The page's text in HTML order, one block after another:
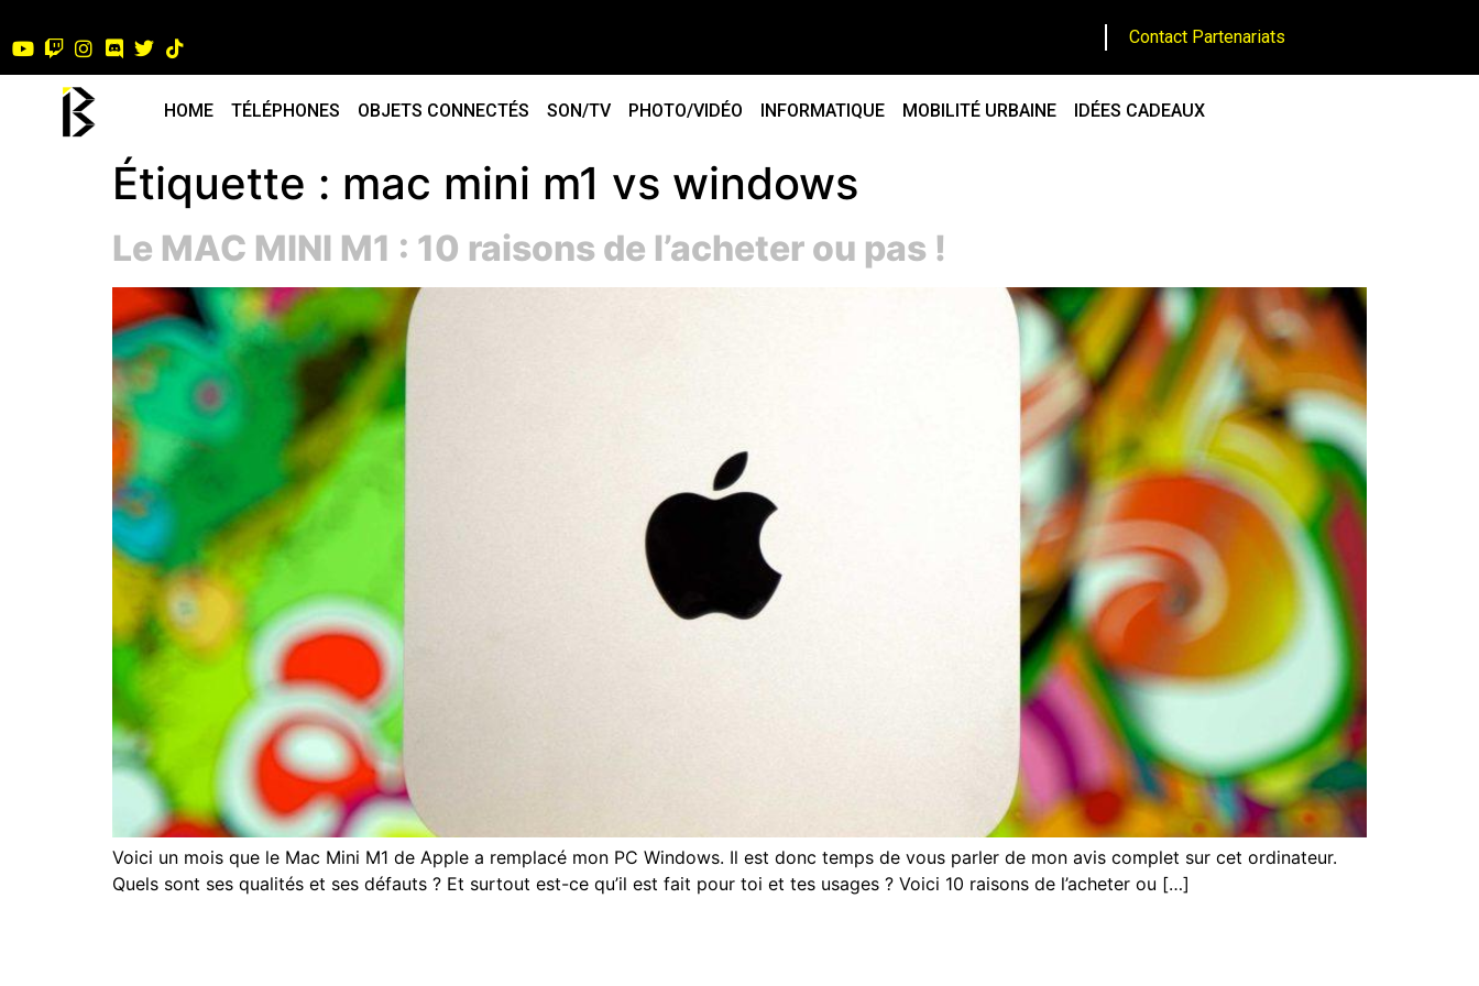
Contact Partenariats
HOME TÉLÉPHONES OBJETS CONNECTÉS SON/TV PHOTO/VIDÉO INFORMATIQUE MOBILITÉ URBAINE IDÉES CADEAUX
Étiquette : mac mini m1 vs windows
Le MAC MINI M1 : 10 raisons de l’acheter ou pas !
Voici un mois que le Mac Mini M1 de Apple a remplacé mon PC Windows. Il est donc temps de vous parler de mon avis complet sur cet ordinateur.
Quels sont ses qualités et ses défauts ? Et surtout est-ce qu’il est fait pour toi et tes usages ? Voici 10 raisons de l’acheter ou […]